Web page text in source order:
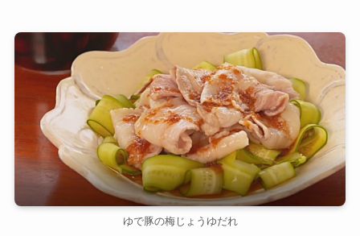
ゆで豚の梅じょうゆだれ